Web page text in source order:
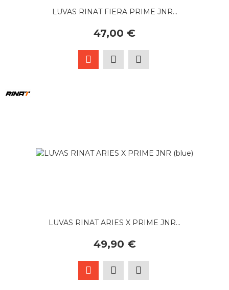
LUVAS RINAT FIERA PRIME JNR...
47,00 €
LUVAS RINAT ARIES X PRIME JNR...
49,90 €